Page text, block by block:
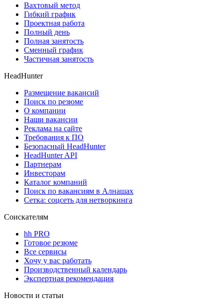
Вахтовый метод
Гибкий график
Проектная работа
Полный день
Полная занятость
Сменный график
Частичная занятость
HeadHunter
Размещение вакансий
Поиск по резюме
О компании
Наши вакансии
Реклама на сайте
Требования к ПО
Безопасный HeadHunter
HeadHunter API
Партнерам
Инвесторам
Каталог компаний
Поиск по вакансиям в Алнашах
Сетка: соцсеть для нетворкинга
Соискателям
hh PRO
Готовое резюме
Все сервисы
Хочу у вас работать
Производственный календарь
Экспертная рекомендация
Новости и статьи